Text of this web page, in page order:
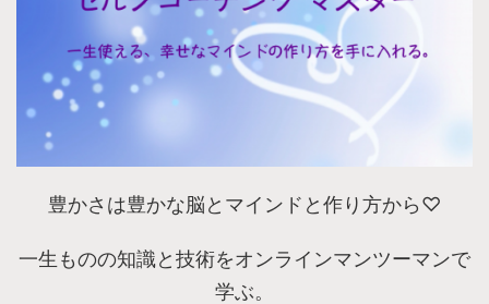
豊かさは豊かな脳とマインドと作り方から♡
一生ものの知識と技術をオンラインマンツーマンで
学ぶ。